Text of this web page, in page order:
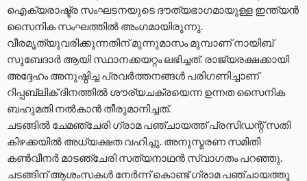
ഐക്യരാഷ്ട്ര സംഘടനയുടെ ദൗത്യഭാഗമായുള്ള ഇന്ത്യന്‍
സൈനിക സംഘത്തില്‍ അംഗമായിരുന്നു.
വീരമൃത്യുവരിക്കുന്നതിന് മുന്നുമാസം മുമ്പാണ് നായിബ്
സുബേദാര്‍ ആയി സ്ഥാനക്കയറ്റം ലഭിച്ചത്. രാജ്യരക്ഷക്കായി
അദ്ദേഹം അനുഷ്ഠിച്ച പ്രവര്‍ത്തനങ്ങള്‍ പരിഗണിച്ചാണ്
റിപ്പബ്ലിക് ദിനത്തില്‍ ശൗര്യചക്രയെന്ന ഉന്നത സൈനിക
ബഹുമതി നല്‍കാന്‍ തീരുമാനിച്ചത്.
ചടങ്ങില്‍ ചേമഞ്ചേരി ഗ്രാമ പഞ്ചായത്ത് പ്രസിഡന്റ് സതി
കിഴക്കയില്‍ അധ്യക്ഷത വഹിച്ചു. അനുസ്മരണ സമിതി
കണ്‍വീനര്‍ മാടഞ്ചേരി സത്യനാഥന്‍ സ്വാഗതം പറഞ്ഞു.
ചടങ്ങിന് ആശംസകള്‍ നേര്‍ന്ന് കൊണ്ട് ഗ്രാമ പഞ്ചായത്തു